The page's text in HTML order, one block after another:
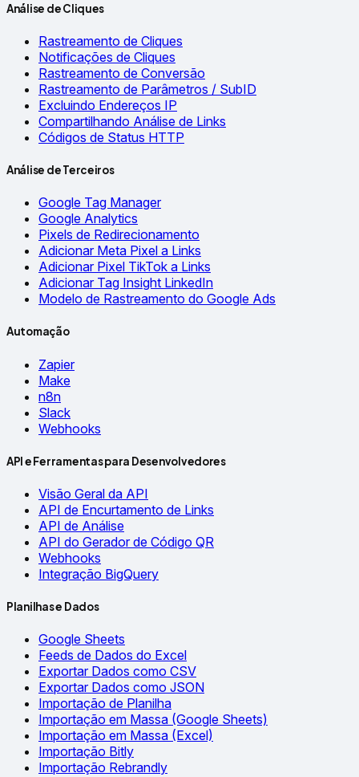
Análise de Cliques
Rastreamento de Cliques
Notificações de Cliques
Rastreamento de Conversão
Rastreamento de Parâmetros / SubID
Excluindo Endereços IP
Compartilhando Análise de Links
Códigos de Status HTTP
Análise de Terceiros
Google Tag Manager
Google Analytics
Pixels de Redirecionamento
Adicionar Meta Pixel a Links
Adicionar Pixel TikTok a Links
Adicionar Tag Insight LinkedIn
Modelo de Rastreamento do Google Ads
Automação
Zapier
Make
n8n
Slack
Webhooks
API e Ferramentas para Desenvolvedores
Visão Geral da API
API de Encurtamento de Links
API de Análise
API do Gerador de Código QR
Webhooks
Integração BigQuery
Planilhas e Dados
Google Sheets
Feeds de Dados do Excel
Exportar Dados como CSV
Exportar Dados como JSON
Importação de Planilha
Importação em Massa (Google Sheets)
Importação em Massa (Excel)
Importação Bitly
Importação Rebrandly